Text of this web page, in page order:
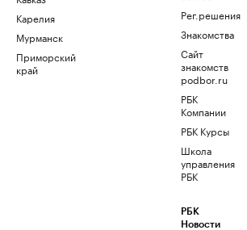
Карелия
Мурманск
Приморский
край
Рег.решения
Знакомства
Сайт
знакомств
podbor.ru
РБК
Компании
РБК Курсы
Школа
управления
РБК
РБК
Новости